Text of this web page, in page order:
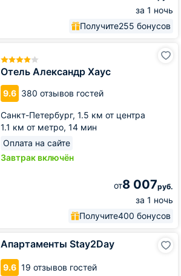
за 1 ночь
Получите255 бонусов
Отель Александр Хаус
9.6 380 отзывов гостей
Санкт-Петербург, 1.5 км от центра
1.1 км от метро, 14 мин
Оплата на сайте
Завтрак включён
от8 007руб.
за 1 ночь
Получите400 бонусов
Апартаменты Stay2Day
9.6 19 отзывов гостей